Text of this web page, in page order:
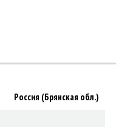
Россия (Брянская обл.)